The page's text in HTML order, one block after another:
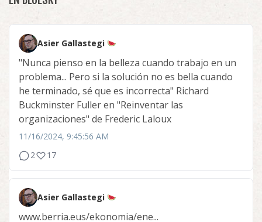
Asier Gallastegi
"Nunca pienso en la belleza cuando trabajo en un
problema... Pero si la solución no es bella cuando
he terminado, sé que es incorrecta" Richard
Buckminster Fuller en "Reinventar las
organizaciones" de Frederic Laloux
11/16/2024, 9:45:56 AM
2
17
Asier Gallastegi
www.berria.eus/ekonomia/ene...